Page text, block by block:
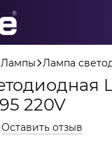
Лампы Лампа
220V
Оставить отзыв